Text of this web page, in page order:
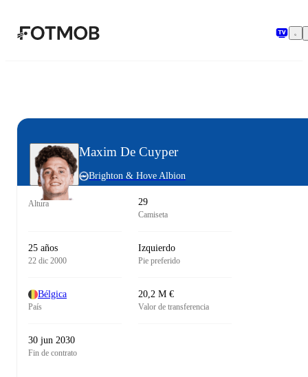
Maxim De Cuyper
Brighton & Hove Albion
Altura 29
Camiseta
25 años
22 dic 2000
Izquierdo
Pie preferido
Bélgica
País
20,2 M €
Valor de transferencia
30 jun 2030
Fin de contrato